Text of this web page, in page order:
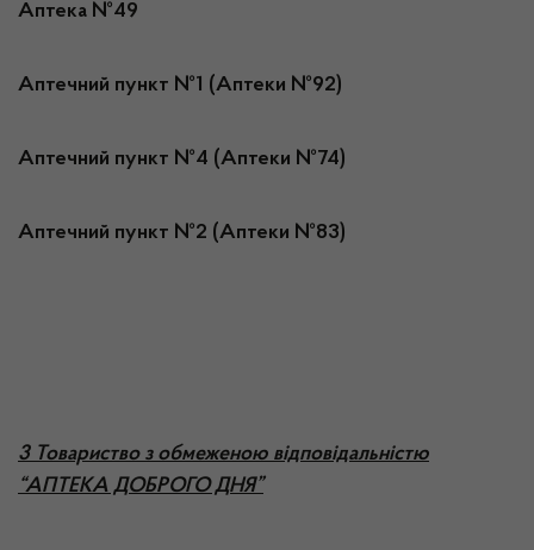
Аптека №49
Аптечний пункт №1 (Аптеки №92)
Аптечний пункт №4 (Аптеки №74)
Аптечний пункт №2 (Аптеки №83)
3 Товариство з обмеженою відповідальністю
“АПТЕКА ДОБРОГО ДНЯ”